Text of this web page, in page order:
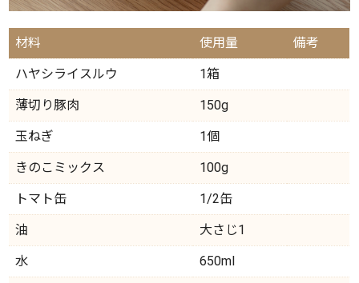
材料 使用量 備考
ハヤシライスルウ 1箱
薄切り豚肉 150g
玉ねぎ 1個
きのこミックス 100g
トマト缶 1/2缶
油 大さじ1
水 650ml